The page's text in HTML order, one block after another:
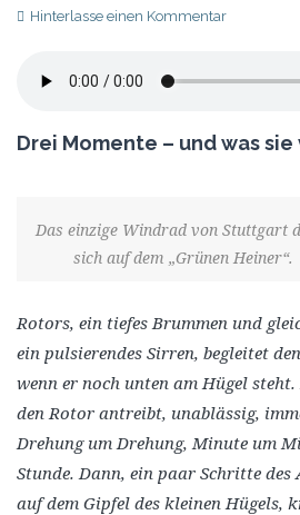
Hinterlasse einen Kommentar
Drei Momente – und was
Das einzige Windrad von Stuttgart
sich auf dem „Grünen Heiner“.
Rotors, ein tiefes Brummen und
ein pulsierendes Sirren, begleitet
wenn er noch unten am Hügel
den Rotor antreibt, unablässig,
Drehung um Drehung, Minute um
Stunde. Dann, ein paar Schritte des
aufdem Gipfel des kleinen Hügels,